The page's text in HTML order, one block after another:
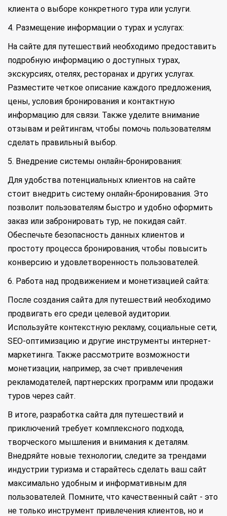
клиента о выборе конкретного тура или услуги.
4. Размещение информации о турах и услугах:
На сайте для путешествий необходимо предоставить
подробную информацию о доступных турах,
экскурсиях, отелях, ресторанах и других услугах.
Разместите четкое описание каждого предложения,
цены, условия бронирования и контактную
информацию для связи. Также уделите внимание
отзывам и рейтингам, чтобы помочь пользователям
сделать правильный выбор.
5. Внедрение системы онлайн-бронирования:
Для удобства потенциальных клиентов на сайте
стоит внедрить систему онлайн-бронирования. Это
позволит пользователям быстро и удобно оформить
заказ или забронировать тур, не покидая сайт.
Обеспечьте безопасность данных клиентов и
простоту процесса бронирования, чтобы повысить
конверсию и удовлетворенность пользователей.
6. Работа над продвижением и монетизацией сайта:
После создания сайта для путешествий необходимо
продвигать его среди целевой аудитории.
Используйте контекстную рекламу, социальные сети,
SEO-оптимизацию и другие инструменты интернет-
маркетинга. Также рассмотрите возможности
монетизации, например, за счет привлечения
рекламодателей, партнерских программ или продажи
туров через сайт.
В итоге, разработка сайта для путешествий и
приключений требует комплексного подхода,
творческого мышления и внимания к деталям.
Внедряйте новые технологии, следите за трендами
индустрии туризма и старайтесь сделать ваш сайт
максимально удобным и информативным для
пользователей. Помните, что качественный сайт - это
не только инструмент привлечения клиентов, но и